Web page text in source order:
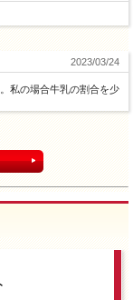
2023/03/24
私の場合牛乳の割合を少